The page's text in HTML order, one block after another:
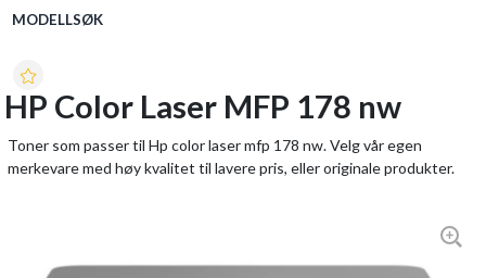
MODELLSØK
HP Color Laser MFP 178 nw
Toner som passer til Hp color laser mfp 178 nw. Velg vår egen
merkevare med høy kvalitet til lavere pris, eller originale produkter.